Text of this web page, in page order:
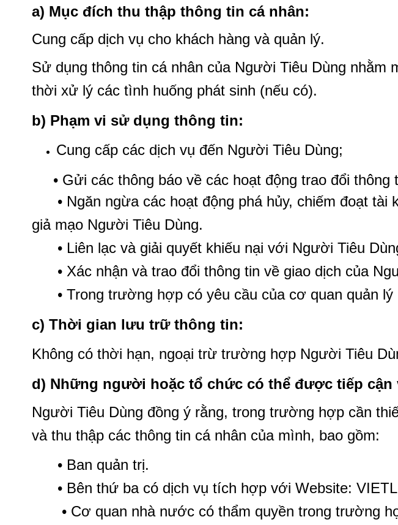
a) Mục đích thu thập thông tin cá nhân:
Cung cấp dịch vụ cho khách hàng và quản lý.
Sử dụng thông tin cá nhân của Người Tiêu Dùng
thời xử lý các tình huống phát sinh (nếu có).
b) Phạm vi sử dụng thông tin:
Cung cấp các dịch vụ đến Người Tiêu Dùng;
• Gửi các thông báo về các hoạt động trao đổi thông
• Ngăn ngừa các hoạt động phá hủy, chiếm đoạt tài
giả mạo Người Tiêu Dùng.
• Liên lạc và giải quyết khiếu nại với Người Tiêu
• Xác nhận và trao đổi thông tin về giao dịch của
• Trong trường hợp có yêu cầu của cơ quan quản lý
c) Thời gian lưu trữ thông tin:
Không có thời hạn, ngoại trừ trường hợp Người Tiêu
d) Những người hoặc tổ chức có thể được tiếp
Người Tiêu Dùng đồng ý rằng, trong trường hợp cần
và thu thập các thông tin cá nhân của mình, bao gồm:
• Ban quản trị.
• Bên thứ ba có dịch vụ tích hợp với Website:
• Cơ quan nhà nước có thẩm quyền trong trường